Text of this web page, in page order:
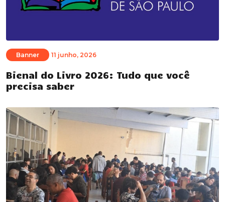
Banner 11 junho, 2026
Bienal do Livro 2026: Tudo que você
precisa saber